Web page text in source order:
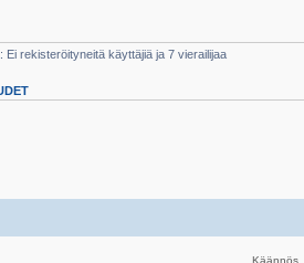
Ei rekisteröityneitä käyttäjiä ja 7 vierailijaa